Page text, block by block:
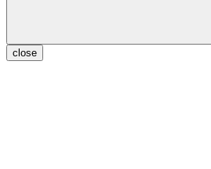
close